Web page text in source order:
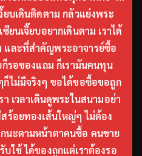
ยบเดินติดตาม กลัวแย่งพระ
ยนเจี๊ยบอยากเดินตาม เราได้
และที่สำคัญพระอาจารย์ซื้อ
ก็รอของแถม ก็เรามันคนทุน
ไม่มีจริงๆ ขอได้ขอซื้อขอถูก
า เวลาเดินดูพระในสนามอย่า
ร้อยทองเส้นใหญ่ๆ ไม่ต้อง
นะตามหน้าตาคนซื้อ คนขาย
ใช้ ได้ของถูกแต่เราต้องรอ